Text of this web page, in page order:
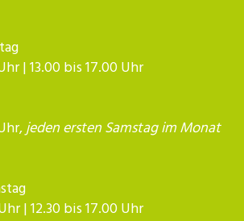
| 13.00 bis 17.00 Uhr
jeden ersten Samstag im Monat
| 12.30 bis 17.00 Uhr​​​​​​